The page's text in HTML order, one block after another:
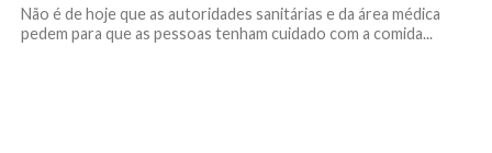
Não é de hoje que as autoridades sanitárias e da área médica
pedem para que as pessoas tenham cuidado com a comida...